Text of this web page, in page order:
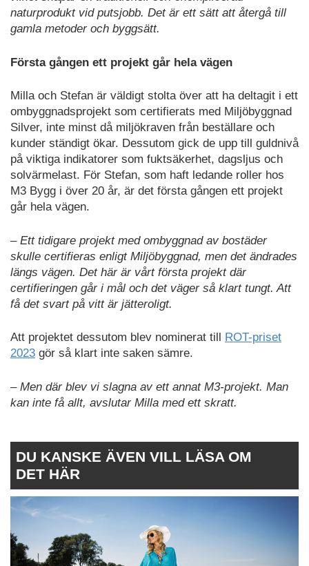
naturprodukt vid putsjobb. Det är ett sätt att återgå till
gamla metoder och byggsätt.
Första gången ett projekt går hela vägen
Milla och Stefan är väldigt stolta över att ha deltagit i ett
ombyggnadsprojekt som certifierats med Miljöbyggnad
Silver, inte minst då miljökraven från beställare och
kunder ständigt ökar. Dessutom gick de upp till guldnivå
på viktiga indikatorer som fuktsäkerhet, dagsljus och
solvärmelast. För Stefan, som haft ledande roller hos
M3 Bygg i över 20 år, är det första gången ett projekt
går hela vägen.
– Ett tidigare projekt med ombyggnad av bostäder
skulle certifieras enligt Miljöbyggnad, men det ändrades
längs vägen. Det här är vårt första projekt där
certifieringen går i mål och det väger så klart tungt. Att
få det svart på vitt är jätteroligt.
Att projektet dessutom blev nominerat till
ROT-priset
2023 gör så klart inte saken sämre.
– Men där blev vi slagna av ett annat M3-projekt. Man
kan inte få allt, avslutar Milla med ett skratt.
DU KANSKE ÄVEN VILL LÄSA OM
DET HÄR